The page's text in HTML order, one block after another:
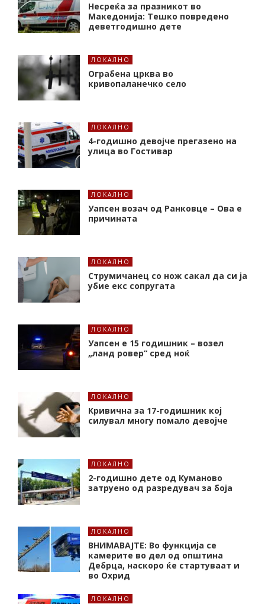
Несреќа за празникот во
Македонија: Тешко повредено
деветгодишно дете
ЛОКАЛНО
Ограбена црква во
кривопаланечко село
ЛОКАЛНО
4-годишно девојче прегазено на
улица во Гостивар
ЛОКАЛНО
Уапсен возач од Ранковце – Ова е
причината
ЛОКАЛНО
Струмичанец со нож сакал да си ја
убие екс сопругата
ЛОКАЛНО
Уапсен е 15 годишник – возел
„ланд ровер“ сред ноќ
ЛОКАЛНО
Кривична за 17-годишник кој
силувал многу помало девојче
ЛОКАЛНО
2-годишно дете од Куманово
затруено од разредувач за боја
ЛОКАЛНО
ВНИМАВАЈТЕ: Во функција се
камерите во дел од општина
Дебрца, наскоро ќе стартуваат и
во Охрид
ЛОКАЛНО